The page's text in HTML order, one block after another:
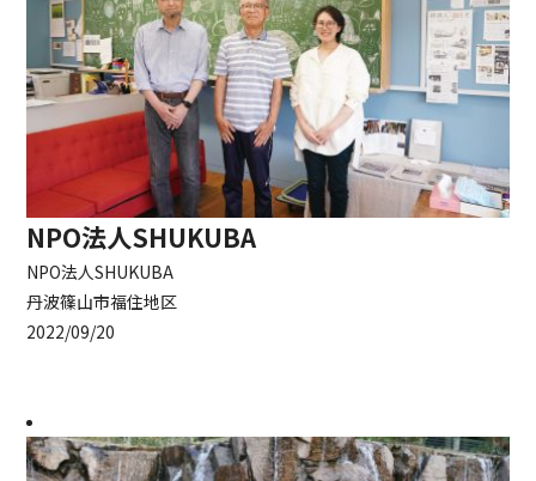
NPO法人SHUKUBA
NPO法人SHUKUBA
丹波篠山市福住地区
2022/09/20